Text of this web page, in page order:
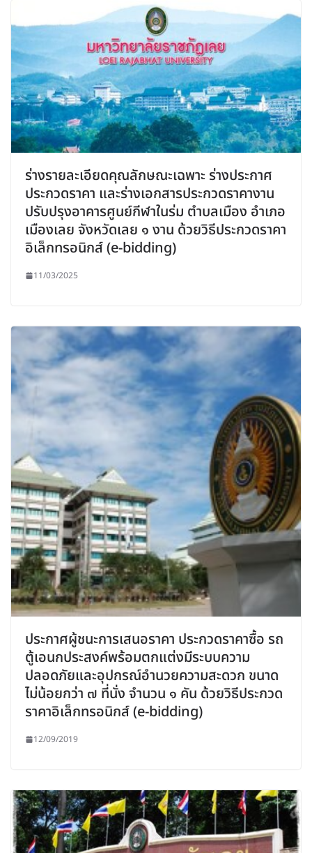
ร่างรายละเอียดคุณลักษณะเฉพาะ ร่างประกาศ
ประกวดราคา และร่างเอกสารประกวดราคางาน
ปรับปรุงอาคารศูนย์กีฬาในร่ม ตำบลเมือง อำเภอ
เมืองเลย จังหวัดเลย ๑ งาน ด้วยวิธีประกวดราคา
อิเล็กทรอนิกส์ (e-bidding)
11/03/2025
ประกาศผู้ชนะการเสนอราคา ประกวดราคาซื้อ รถ
ตู้เอนกประสงค์พร้อมตกแต่งมีระบบความ
ปลอดภัยและอุปกรณ์อำนวยความสะดวก ขนาด
ไม่น้อยกว่า ๗ ที่นั่ง จำนวน ๑ คัน ด้วยวิธีประกวด
ราคาอิเล็กทรอนิกส์ (e-bidding)
12/09/2019